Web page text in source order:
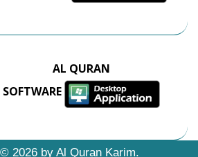
AL QURAN
SOFTWARE
2026 by Al Quran Karim.